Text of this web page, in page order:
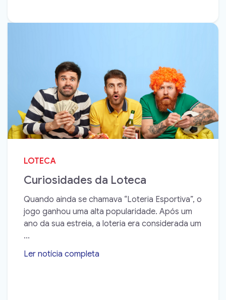
LOTECA
Curiosidades da Loteca
Quando ainda se chamava “Loteria Esportiva”, o
jogo ganhou uma alta popularidade. Após um
ano da sua estreia, a loteria era considerada um
...
Ler notícia completa